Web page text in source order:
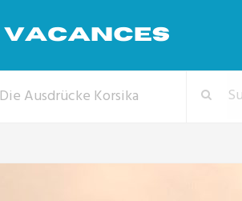
Die Ausdrücke Korsika